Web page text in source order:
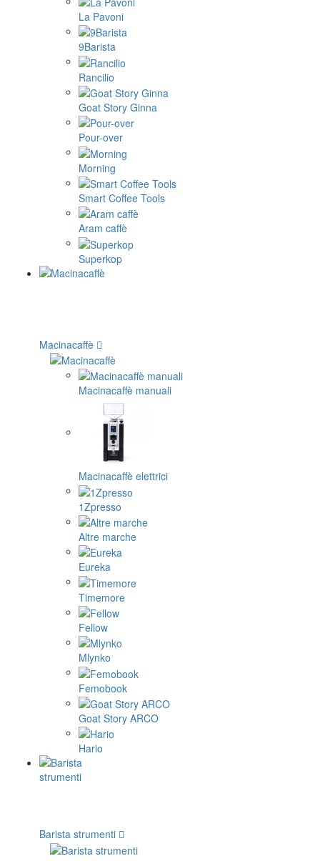
La Pavoni
9Barista
Rancilio
Goat Story Ginna
Pour-over
Morning
Smart Coffee Tools
Aram caffè
Superkop
Macinacaffè
Macinacaffè manuali
Macinacaffè elettrici
1Zpresso
Altre marche
Eureka
Timemore
Fellow
Mlynko
Femobook
Goat Story ARCO
Hario
Barista strumenti